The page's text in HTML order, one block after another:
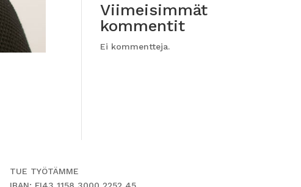
Viimeisimmät
kommentit
Ei kommentteja.
TUE TYÖTÄMME